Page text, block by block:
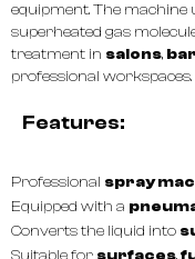
equipment. The machine
superheated gas
treatment in salons,
professional workspaces.
Features:
Professional spray
Equipped with a
Converts the liquid into